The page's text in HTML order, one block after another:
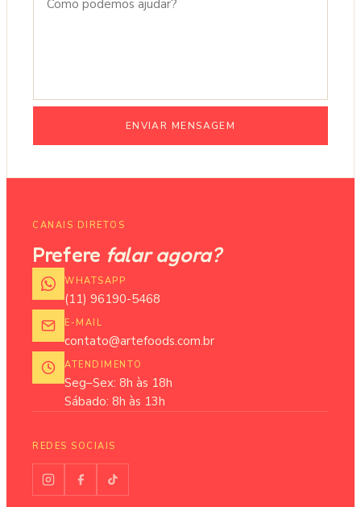
ENVIAR MENSAGEM
CANAIS DIRETOS
Prefere falar agora?
WHATSAPP
(11) 96190-5468
E-MAIL
contato@artefoods.com.br
ATENDIMENTO
Seg–Sex: 8h às 18h
Sábado: 8h às 13h
REDES SOCIAIS